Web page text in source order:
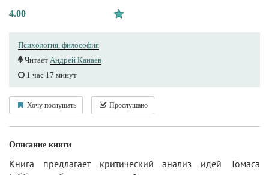
4.00
Психология, философия
Читает Андрей Канаев
1 час 17 минут
Хочу послушать Прослушано
Описание книги
Книга предлагает критический анализ идей Томаса